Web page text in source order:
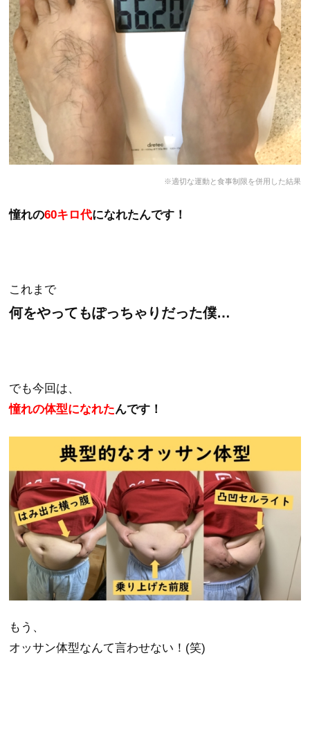
※適切な運動と食事制限を併用した結果
憧れの60キロ代になれたんです！
これまで
何をやってもぽっちゃりだった僕…
でも今回は、
憧れの体型になれたんです！
もう、
オッサン体型なんて言わせない！(笑)